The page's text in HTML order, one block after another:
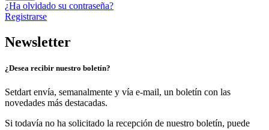
¿Ha olvidado su contraseña?
Registrarse
Newsletter
¿Desea recibir nuestro boletín?
Setdart envía, semanalmente y vía e-mail, un boletín con las
novedades más destacadas.
Si todavía no ha solicitado la recepción de nuestro boletín, puede